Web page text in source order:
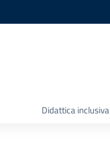
Didattica inclusiva